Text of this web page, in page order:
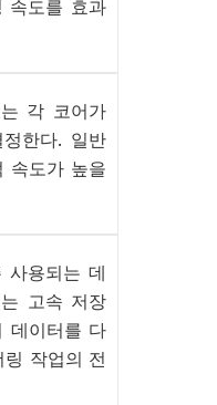
속도를 효과
각 코어가
한다. 일반
속도가 높을
사용되는 데
고속 저장
데이터를 다
작업의 전